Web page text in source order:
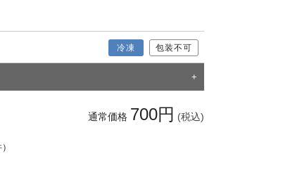
冷凍 包装不可
通常価格 700円 (税込)